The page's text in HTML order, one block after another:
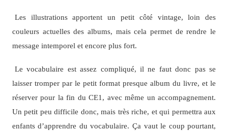
Les illustrations apportent un petit côté vintage, loin des
couleurs actuelles des albums, mais cela permet de rendre le
message intemporel et encore plus fort.
Le vocabulaire est assez compliqué, il ne faut donc pas se
laisser tromper par le petit format presque album du livre, et le
réserver pour la fin du CE1, avec même un accompagnement.
Un petit peu difficile donc, mais très riche, et qui permettra aux
enfants d’apprendre du vocabulaire. Ça vaut le coup pourtant,